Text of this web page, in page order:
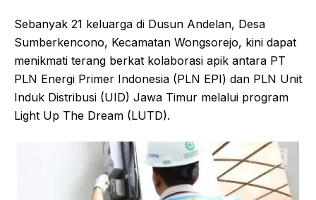
Sebanyak 21 keluarga di Dusun Andelan, Desa
Sumberkencono, Kecamatan Wongsorejo, kini dapat
menikmati terang berkat kolaborasi apik antara PT
PLN Energi Primer Indonesia (PLN EPI) dan PLN Unit
Induk Distribusi (UID) Jawa Timur melalui program
Light Up The Dream (LUTD).